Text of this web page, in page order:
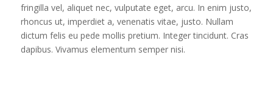
fringilla vel, aliquet nec, vulputate eget, arcu. In enim justo,
rhoncus ut, imperdiet a, venenatis vitae, justo. Nullam
dictum felis eu pede mollis pretium. Integer tincidunt. Cras
dapibus. Vivamus elementum semper nisi.